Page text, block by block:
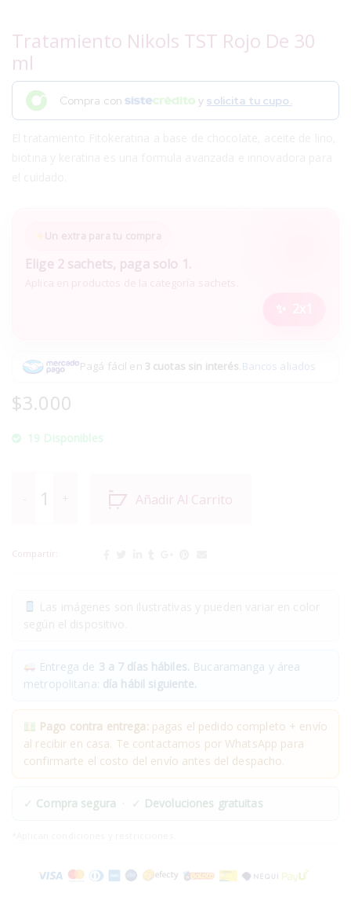
Tratamiento Nikols TST Rojo De 30
ml
Compra con y solicita tu cupo.
Un extra para tu compra
Elige 2 sachets, paga solo 1.
Pagá fácil en 3 cuotas sin interés.Bancos aliados
$3.000
19 Disponibles
Añadir Al Carrito
Compartir:
Entrega de 3 a 7 días hábiles. Bucaramanga y área
metropolitana: día hábil siguiente.
Pago contra entrega: pagas el pedido completo + envío
al recibir en casa. Te contactamos por WhatsApp para
confirmarte el costo del envío antes del despacho.
✓ Compra segura · ✓ Devoluciones gratuitas